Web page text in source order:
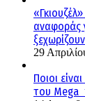
αναφοράς
ξεχωρίζουν
29
Ποιοι
του Mega